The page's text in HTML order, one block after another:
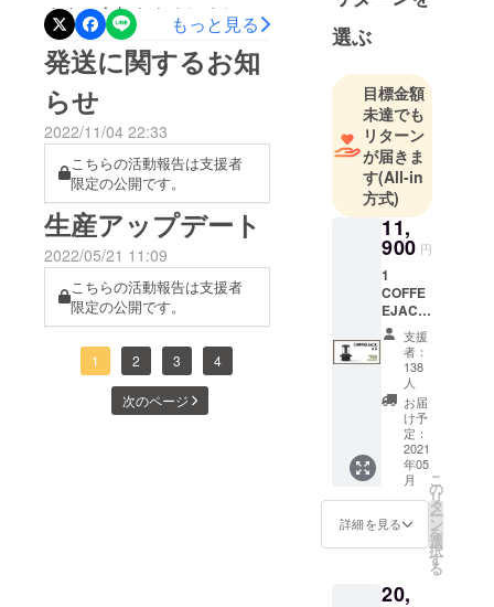
かったりしたことについ
て、このような事態が発生
したことを心よりお詫び申
し上げます。このことを深
くお詫び申し上げますとと
もに、私どもの対応不足
は、皆様からのメールやコ
メントを閲覧したり無視し
たりしたことによるもので
はないことをご理解いただ
ければ幸いです。クラウド
ファンディングの性質上、
各段階で同じような質問が
同時に発生し、データ分析
ドレスが複数存在しており
ます。複数回の住所に関す
るリマインダーを送信して
いる点をご了承ください。
これが商品が届かない主な
原因となっている可能性が
高いです。 まだ、発送住所
登録をしていない方は、以
下のフォームを完成させ、
商品購入時に使用した全て
のメールアドレスを入力す
ることで問題を解消するこ
とができます。すでにこの
ます。今年もよろしくお願
いいたします。まず、アッ
プデートのご報告がなく、
メールにて追加支援のご連
絡をしてしまいまして、誠
に申し訳ございません。
Kickstarterの支援者と合わせ
て管理をしているため、
CAMPFIRE上でのアップ
デートより前にご連絡して
しまうこととなりました。
本日は改めてご説明をさせ
ていただきたくご連絡をさ
せていただきました。12月
もっと見る
発送に関するお知
らせ
2022/11/04 22:33
こちらの活動報告は支援者
限定の公開です。
生産アップデート
2022/05/21 11:09
こちらの活動報告は支援者
限定の公開です。
1 2 3 4
次のページ
に提供しま
す。
選ぶ
目標金額
未達でも
リターン
が届きま
す(All-in
方式)
11,
900 円
1
COFFE
EJACK
™ 41%
OFF
CAMPF
IRE特別
価格 定
20,300
円より
8,400円
OFF ＊
こちら
の価格
す。 ＊
支援
者：
138
人
お届
け予
定：
2021
年05
月
詳細を見る
こ
の
リ
タ
ー
ン
を
選
択
す
る
20,